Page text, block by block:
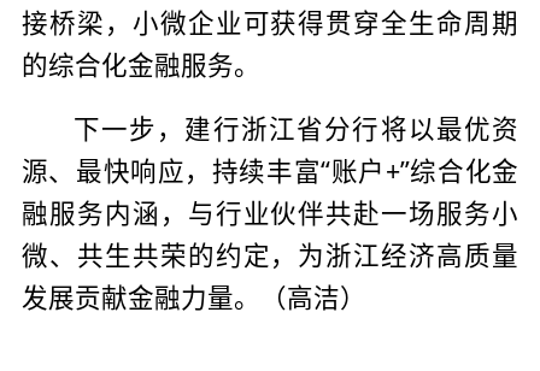
接桥梁，小微企业可获得贯穿全生命周期
的综合化金融服务。
下一步，建行浙江省分行将以最优资
源、最快响应，持续丰富“账户+”综合化金
融服务内涵，与行业伙伴共赴一场服务小
微、共生共荣的约定，为浙江经济高质量
发展贡献金融力量。（高洁）